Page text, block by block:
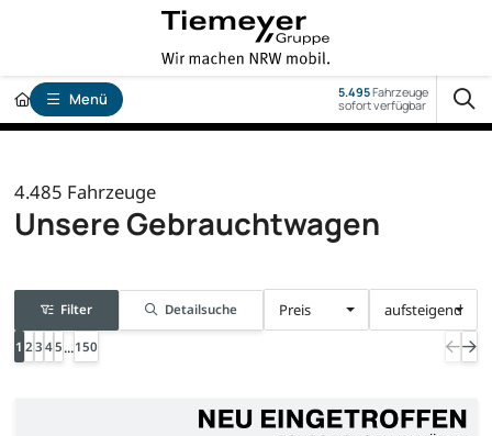
Menü 5.495Fahrzeuge
sofort verfügbar
4.485 Fahrzeuge
Unsere Gebrauchtwagen
Filter Detailsuche Preis aufsteigend
1 2 3 45 ...150